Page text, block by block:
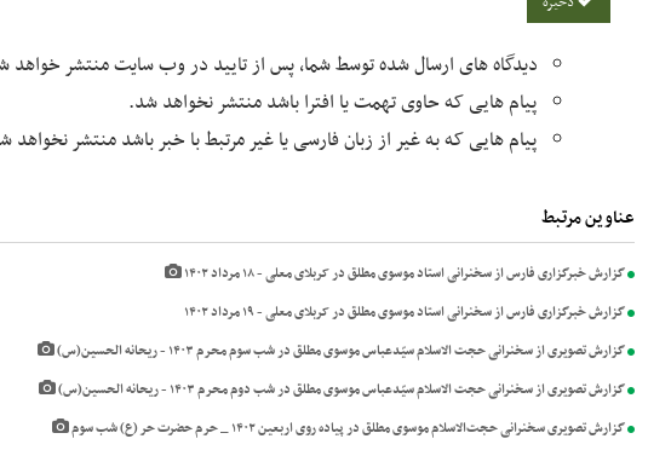
دیدگاه های ارسال شده توسط شما، پس از تایید در وب سایت منتشر خواهد
پیام هایی که حاوی تهمت یا افترا باشد منتشر نخواهد شد.
پیام هایی که به غیر از زبان فارسی یا غیر مرتبط با خبر باشد منتشر نخواهد
عناوین مرتبط
گزارش خبرگزاری فارس از سخنرانی استاد موسوی مطلق در کربلای معلی - ۱۸ مرداد ۱۴۰۲
گزارش خبرگزاری فارس از سخنرانی استاد موسوی مطلق در کربلای معلی - ۱۹ مرداد ۱۴۰۲
گزارش تصویری از سخنرانی حجت الاسلام سیّدعباس موسوی مطلق در شب سوم محرم ۱۴۰۳ - ريحانه الحسين(س)
گزارش تصویری از سخنرانی حجت الاسلام سیّدعباس موسوی مطلق در شب دوم محرم ۱۴۰۳ - ريحانه الحسين(س)
گزارش تصویری سخنرانی حجت‌الاسلام موسوی مطلق در پیاده روی اربعین ۱۴۰۲ _ حرم حضرت حر (ع) شب سوم